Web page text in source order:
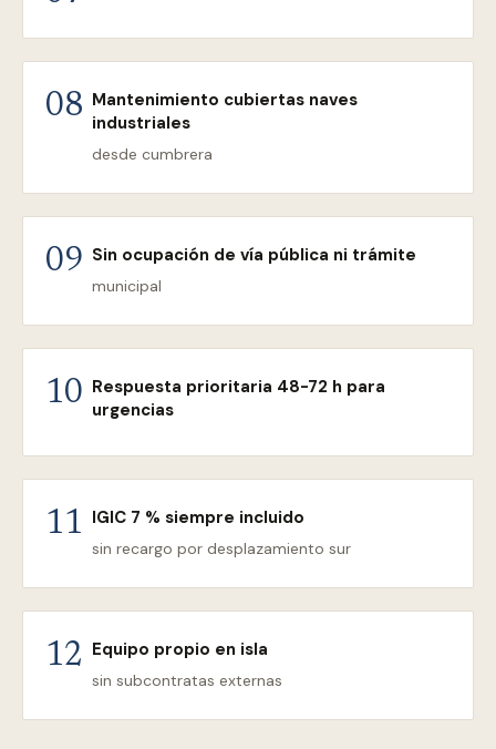
08 Mantenimiento cubiertas naves
industriales
desde cumbrera
09 Sin ocupación de vía pública ni trámite
municipal
10 Respuesta prioritaria 48-72 h para
urgencias
11 IGIC 7 % siempre incluido
sin recargo por desplazamiento sur
12 Equipo propio en isla
sin subcontratas externas